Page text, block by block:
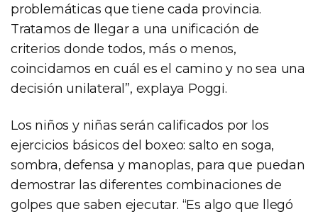
problemáticas que tiene cada provincia.
Tratamos de llegar a una unificación de
criterios donde todos, más o menos,
coincidamos en cuál es el camino y no sea una
decisión unilateral”, explaya Poggi.
Los niños y niñas serán calificados por los
ejercicios básicos del boxeo: salto en soga,
sombra, defensa y manoplas, para que puedan
demostrar las diferentes combinaciones de
golpes que saben ejecutar. “Es algo que llegó